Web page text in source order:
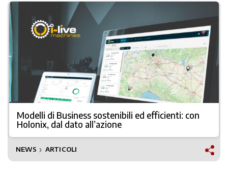
Modelli di Business sostenibili ed efficienti: con
Holonix, dal dato all’azione
NEWS ❯ ARTICOLI